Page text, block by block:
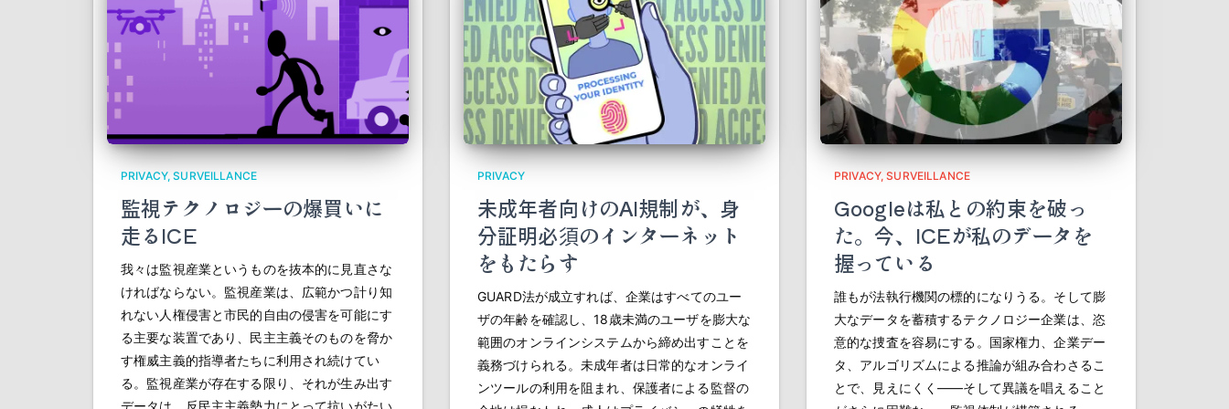
PRIVACY SURVEILLANCE
監視テクノロジーの爆買いに
走るICE
我々は監視産業というものを抜本的に見直さな
ければならない。監視産業は、広範かつ計り知
れない人権侵害と市民的自由の侵害を可能にす
る主要な装置であり、民主主義そのものを脅か
す権威主義的指導者たちに利用され続けてい
る。監視産業が存在する限り、それが生み出す
データは、反民主主義勢力にとって抗いがたい
PRIVACY
未成年者向けのAI規制が、身
分証明必須のインターネット
をもたらす
GUARD法が成立すれば、企業はすべてのユー
ザの年齢を確認し、18歳未満のユーザを膨大な
範囲のオンラインシステムから締め出すことを
義務づけられる。未成年者は日常的なオンライ
ンツールの利用を阻まれ、保護者による監督の
PRIVACY SURVEILLANCE
Googleは私との約束を破っ
た。今、ICEが私のデータを
握っている
誰もが法執行機関の標的になりうる。そして膨
大なデータを蓄積するテクノロジー企業は、恣
意的な捜査を容易にする。国家権力、企業デー
タ、アルゴリズムによる推論が組み合わさるこ
とで、見えにくく――そして異議を唱えること